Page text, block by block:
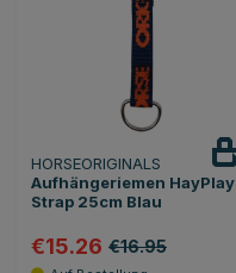
HORSEORIGINALS
Aufhängeriemen HayPlay
Strap 25cm Blau
€15.26 €16.95